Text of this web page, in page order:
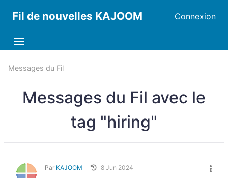
Fil de nouvelles KAJOOM Connexion
Messages du Fil
Messages du Fil avec le
tag "hiring"
Par KAJOOM 8 Jun 2024